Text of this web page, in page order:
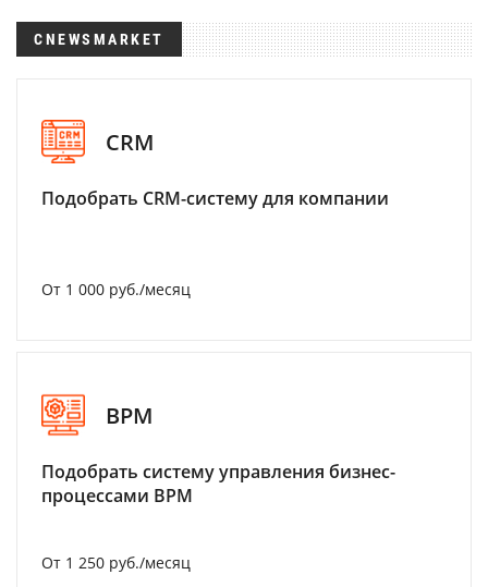
CNEWSMARKET
CRM
Подобрать CRM-систему для компании
От 1 000 руб./месяц
BPM
Подобрать систему управления бизнес-
процессами BPM
От 1 250 руб./месяц